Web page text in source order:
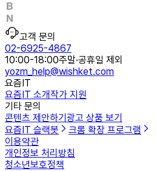
고객 문의
02-6925-4867
10:00-18:00주말·공휴일 제외
yozm_help@wishket.com
요즘IT
요즘IT 소개작가 지원
기타 문의
콘텐츠 제안하기 광고 상품 보기
요즘IT 슬랙봇
크롬 확장 프로그램
이용약관
개인정보 처리방침
청소년보호정책